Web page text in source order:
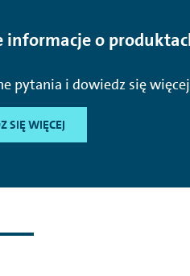
informacje o
pytania i dowiedz się więcej
SIĘ WIĘCEJ